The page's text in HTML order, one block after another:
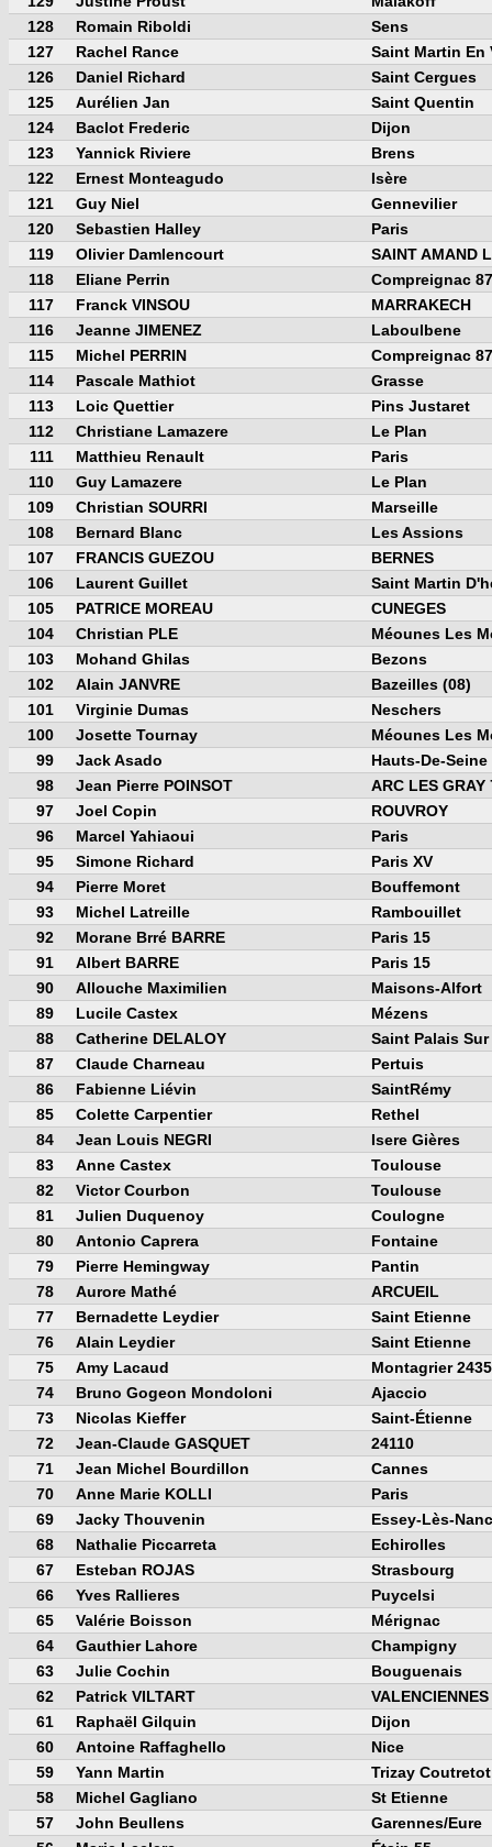
128
Romain Riboldi
Sens
127
Rachel Rance
Saint Martin En
126
Daniel Richard
Saint Cergues
125
Aurélien Jan
Saint Quentin
124
Baclot Frederic
Dijon
123
Yannick Riviere
Brens
122
Ernest Monteagudo
Isère
121
Guy Niel
Gennevilier
120
Sebastien Halley
Paris
119
Olivier Damlencourt
SAINT AMAND
118
Eliane Perrin
Compreignac
117
Franck VINSOU
MARRAKECH
116
Jeanne JIMENEZ
Laboulbene
115
Michel PERRIN
Compreignac
114
Pascale Mathiot
Grasse
113
Loic Quettier
Pins Justaret
112
Christiane Lamazere
Le Plan
111
Matthieu Renault
Paris
110
Guy Lamazere
Le Plan
109
Christian SOURRI
Marseille
108
Bernard Blanc
Les Assions
107
FRANCIS GUEZOU
BERNES
106
Laurent Guillet
Saint Martin
105
PATRICE MOREAU
CUNEGES
104
Christian PLE
Méounes Les
103
Mohand Ghilas
Bezons
102
Alain JANVRE
Bazeilles (08)
101
Virginie Dumas
Neschers
100
Josette Tournay
Méounes Les
99
Jack Asado
Hauts-De-Seine
98
Jean Pierre POINSOT
ARC LES GRAY
97
Joel Copin
ROUVROY
96
Marcel Yahiaoui
Paris
95
Simone Richard
Paris XV
94
Pierre Moret
Bouffemont
93
Michel Latreille
Rambouillet
92
Morane Brré BARRE
Paris 15
91
Albert BARRE
Paris 15
90
Allouche Maximilien
Maisons-Alfort
89
Lucile Castex
Mézens
88
Catherine DELALOY
Saint Palais Sur
87
Claude Charneau
Pertuis
86
Fabienne Liévin
SaintRémy
85
Colette Carpentier
Rethel
84
Jean Louis NEGRI
Isere Gières
83
Anne Castex
Toulouse
82
Victor Courbon
Toulouse
81
Julien Duquenoy
Coulogne
80
Antonio Caprera
Fontaine
79
Pierre Hemingway
Pantin
78
Aurore Mathé
ARCUEIL
77
Bernadette Leydier
Saint Etienne
76
Alain Leydier
Saint Etienne
75
Amy Lacaud
Montagrier
74
Bruno Gogeon Mondoloni
Ajaccio
73
Nicolas Kieffer
Saint-Étienne
72
Jean-Claude GASQUET
24110
71
Jean Michel Bourdillon
Cannes
70
Anne Marie KOLLI
Paris
69
Jacky Thouvenin
Essey-Lès-
68
Nathalie Piccarreta
Echirolles
67
Esteban ROJAS
Strasbourg
66
Yves Rallieres
Puycelsi
65
Valérie Boisson
Mérignac
64
Gauthier Lahore
Champigny
63
Julie Cochin
Bouguenais
62
Patrick VILTART
VALENCIENNES
61
Raphaël Gilquin
Dijon
60
Antoine Raffaghello
Nice
59
Yann Martin
Trizay
58
Michel Gagliano
St Etienne
57
John Beullens
Garennes/Eure